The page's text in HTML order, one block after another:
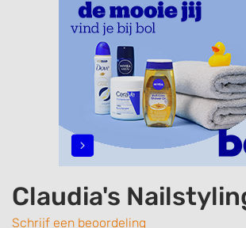
Claudia's
Schrijf een beoordeling